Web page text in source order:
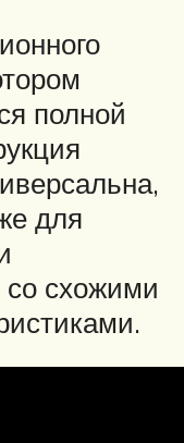
полной
для
со схожими